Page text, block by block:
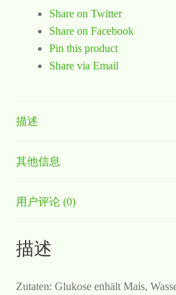
Share on Twitter
Share on Facebook
Pin this product
Share via Email
描述
其他信息
用户评论 (0)
描述
Zutaten: Glukose enhält Mais,